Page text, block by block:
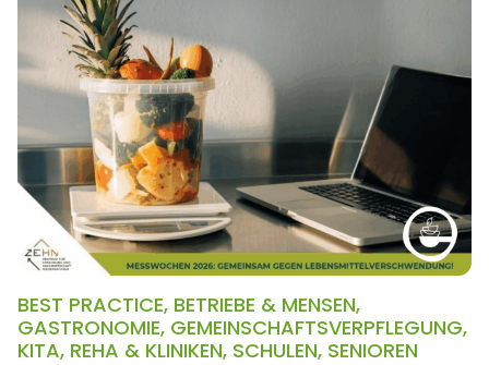
BEST PRACTICE, BETRIEBE & MENSEN,
GASTRONOMIE, GEMEINSCHAFTSVERPFLEGUNG,
KITA, REHA & KLINIKEN, SCHULEN, SENIOREN